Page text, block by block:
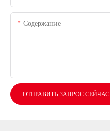
Содержание
ОТПРАВИТЬ ЗАПРОС СЕЙЧАС